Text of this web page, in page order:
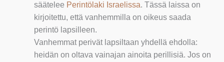
säätelee Perintölaki Israelissa. Tässä laissa on
kirjoitettu, että vanhemmilla on oikeus saada
perintö lapsilleen.
Vanhemmat perivät lapsiltaan yhdellä ehdolla:
heidän on oltava vainajan ainoita perillisiä. Jos on